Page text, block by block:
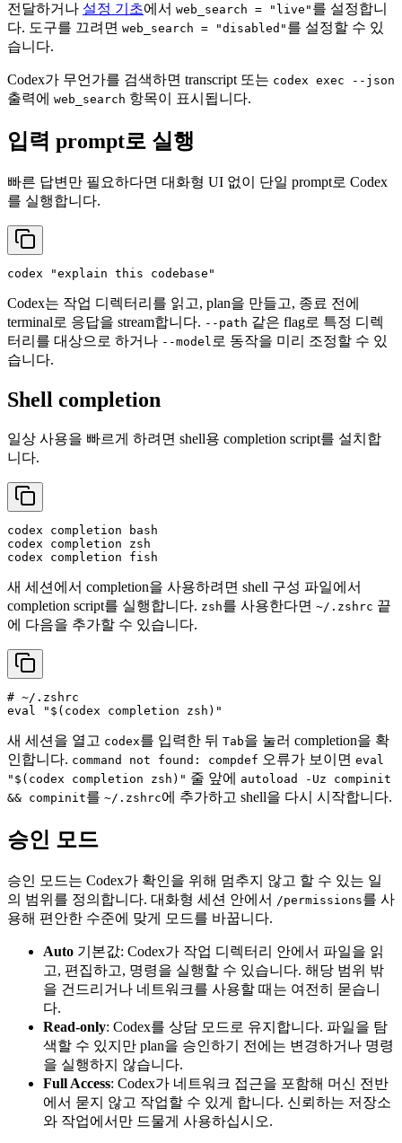
전달하거나 설정 기초에서 web_search = "live" 를 설정합니
다. 도구를 끄려면 web_search = "disabled" 를 설정할 수 있
습니다.
Codex가 무언가를 검색하면 transcript 또는 codex exec --json
출력에 web_search 항목이 표시됩니다.
입력 prompt로 실행
빠른 답변만 필요하다면 대화형 UI 없이 단일 prompt로 Codex
를 실행합니다.
codex "explain this codebase"
Codex는 작업 디렉터리를 읽고, plan을 만들고, 종료 전에
terminal로 응답을 stream합니다. --path 같은 flag로 특정 디렉
터리를 대상으로 하거나 --model 로 동작을 미리 조정할 수 있
습니다.
Shell completion
일상 사용을 빠르게 하려면 shell용 completion script를 설치합
니다.
codex completion bash
codex completion zsh
새 세션에서 completion을 사용하려면 shell 구성 파일에서
completion script를 실행합니다. zsh를 사용한다면 ~/.zshrc 끝
에 다음을 추가할 수 있습니다.
# ~/.zshrc
eval
" $(codex completion zsh) "
새 세션을 열고 codex를 입력한 뒤 Tab을 눌러 completion을 확
인합니다. command not found: compdef 오류가 보이면 eval
"$(codex completion zsh)" 줄 앞에
autoload -Uz compinit
&& compinit를 ~/.zshrc에 추가하고 shell을 다시 시작합니다.
승인 모드
승인 모드는 Codex가 확인을 위해 멈추지 않고 할 수 있는 일
의 범위를 정의합니다. 대화형 세션 안에서 /permissions를 사
용해 편안한 수준에 맞게 모드를 바꿉니다.
Auto 기본값: Codex가 작업 디렉터리 안에서 파일을 읽
고, 편집하고, 명령을 실행할 수 있습니다. 해당 범위 밖
을 건드리거나 네트워크를 사용할 때는 여전히 묻습니
다.
Read-only: Codex를 상담 모드로 유지합니다. 파일을 탐
색할 수 있지만 plan을 승인하기 전에는 변경하거나 명령
을 실행하지 않습니다.
Full Access: Codex가 네트워크 접근을 포함해 머신 전반
에서 묻지 않고 작업할 수 있게 합니다. 신뢰하는 저장소
와 작업에서만 드물게 사용하십시오.